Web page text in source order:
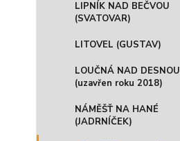
LIPNÍK NAD BEČVOU
(SVATOVAR)
LITOVEL (GUSTAV)
LOUČNÁ NAD DESNOU
(uzavřen roku 2018)
NÁMĚŠŤ NA HANÉ
(JADRNÍČEK)